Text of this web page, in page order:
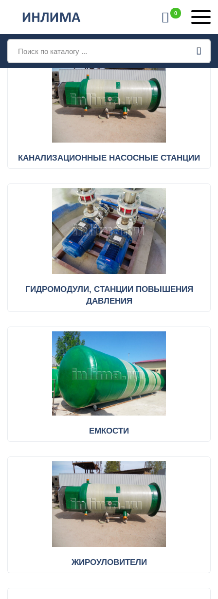
0
Поиск
товаров
КАНАЛИЗАЦИОННЫЕ НАСОСНЫЕ СТАНЦИИ
ГИДРОМОДУЛИ, СТАНЦИИ ПОВЫШЕНИЯ
ДАВЛЕНИЯ
ЕМКОСТИ
ЖИРОУЛОВИТЕЛИ